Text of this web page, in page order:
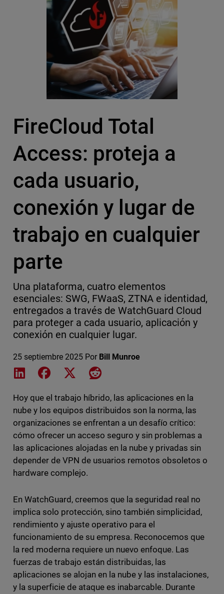
FireCloud Total
Access: proteja a
cada usuario,
conexión y lugar de
trabajo en cualquier
parte
Una plataforma, cuatro elementos
esenciales: SWG, FWaaS, ZTNA e identidad,
entregados a través de WatchGuard Cloud
para proteger a cada usuario, aplicación y
conexión en cualquier lugar.
25 septiembre 2025 Por Bill Munroe
Share on LinkedIn
Share on Facebook
Share on XShare on Reddit
Hoy que el trabajo híbrido, las aplicaciones en la
nube y los equipos distribuidos son la norma, las
organizaciones se enfrentan a un desafío crítico:
cómo ofrecer un acceso seguro y sin problemas a
las aplicaciones alojadas en la nube y privadas sin
depender de VPN de usuarios remotos obsoletos o
hardware complejo.
En WatchGuard, creemos que la seguridad real no
implica solo protección, sino también simplicidad,
rendimiento y ajuste operativo para el
funcionamiento de su empresa. Reconocemos que
la red moderna requiere un nuevo enfoque. Las
fuerzas de trabajo están distribuidas, las
aplicaciones se alojan en la nube y las instalaciones,
y la superficie de ataque es inabarcable. Durante